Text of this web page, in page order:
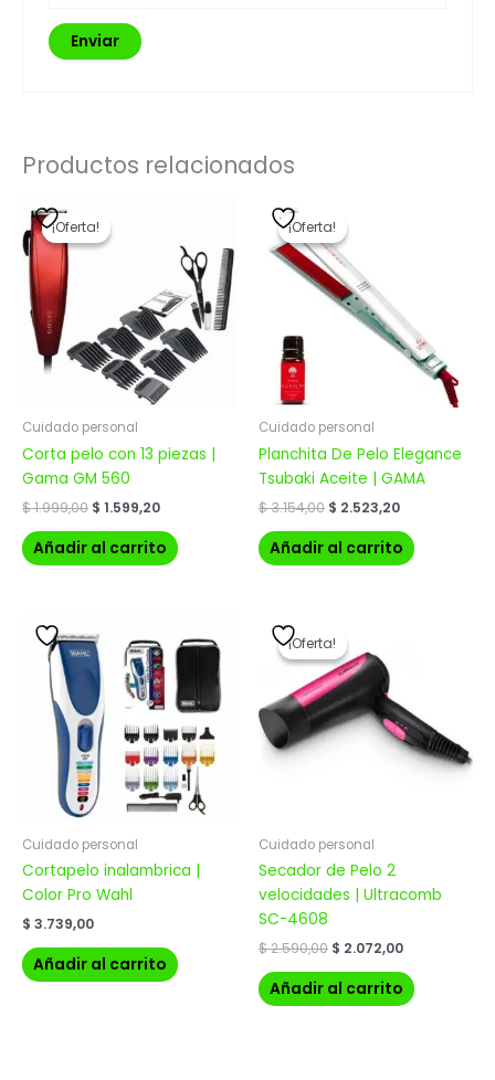
Productos relacionados
¡Oferta!
¡Oferta!
Cuidado personal
Corta pelo con 13 piezas |
Gama GM 560
$1.999,00
precio
original
era:
$ 1.599,20
$ 1.599,20.
Añadir al carrito
¡Oferta!
¡Oferta!
Cuidado personal
Planchita De Pelo Elegance
Tsubaki Aceite | GAMA
$3.154,00
precio
original
era:
$ 3.154,00.
$ 2.523,20
Añadir al carrito
Cuidado personal
Cortapelo inalambrica |
Color Pro Wahl
$ 3.739,00
Añadir al carrito
¡Oferta!
¡Oferta!
Cuidado personal
Secador de Pelo 2
velocidades | Ultracomb
SC-4608
$2.590,00
precio
original
era:
$ 2.590,00.
$ 2.072,00
Añadir al carrito